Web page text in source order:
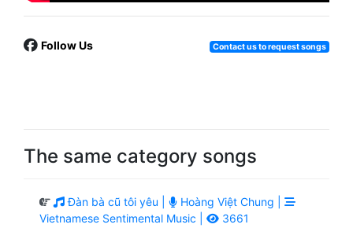
Follow Us Contact us to request songs
The same category songs
Đàn bà cũ tôi yêu |
Hoàng Việt Chung |
Vietnamese Sentimental Music |
3661